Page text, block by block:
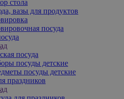
стола
вазы для продуктов
посуда
посуда
посуды детские
посуды детские
праздников